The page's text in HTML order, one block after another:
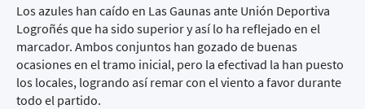
Los azules han caído en Las Gaunas ante Unión Deportiva
Logroñés que ha sido superior y así lo ha reflejado en el
marcador. Ambos conjuntos han gozado de buenas
ocasiones en el tramo inicial, pero la efectivad la han puesto
los locales, logrando así remar con el viento a favor durante
todo el partido.